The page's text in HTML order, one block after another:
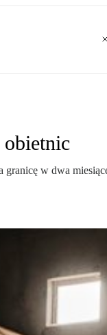
obietnic
granicę w dwa